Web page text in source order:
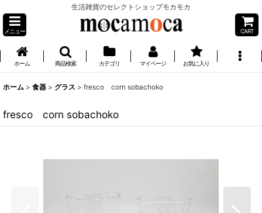
生活雑貨のセレクトショップモカモカ
メニュー CART
ホーム 商品検索 カテゴリ マイページ お気に入り
ホーム > 食器 > グラス > fresco corn sobachoko
fresco corn sobachoko